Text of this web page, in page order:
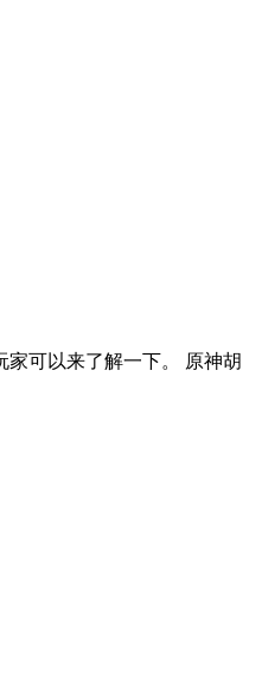
可以来了解一下。 原神胡